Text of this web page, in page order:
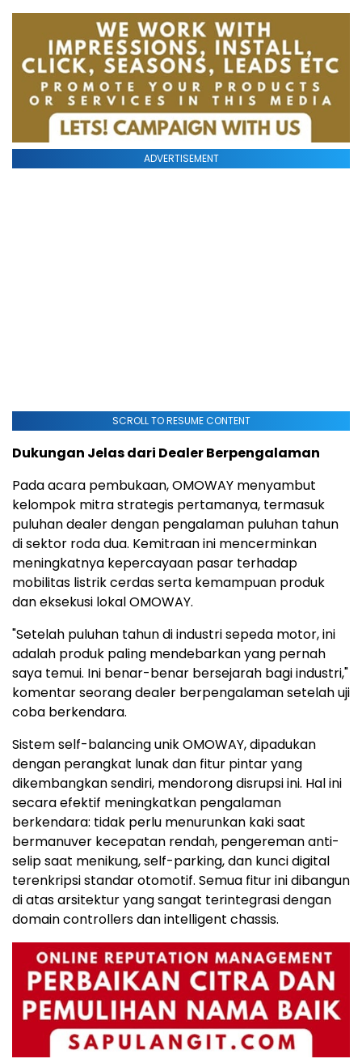
ADVERTISEMENT
SCROLL TO RESUME CONTENT
Dukungan Jelas dari Dealer Berpengalaman
Pada acara pembukaan, OMOWAY menyambut
kelompok mitra strategis pertamanya, termasuk
puluhan dealer dengan pengalaman puluhan tahun
di sektor roda dua. Kemitraan ini mencerminkan
meningkatnya kepercayaan pasar terhadap
mobilitas listrik cerdas serta kemampuan produk
dan eksekusi lokal OMOWAY.
"Setelah puluhan tahun di industri sepeda motor, ini
adalah produk paling mendebarkan yang pernah
saya temui. Ini benar-benar bersejarah bagi industri,"
komentar seorang dealer berpengalaman setelah uji
coba berkendara.
Sistem self-balancing unik OMOWAY, dipadukan
dengan perangkat lunak dan fitur pintar yang
dikembangkan sendiri, mendorong disrupsi ini. Hal ini
secara efektif meningkatkan pengalaman
berkendara: tidak perlu menurunkan kaki saat
bermanuver kecepatan rendah, pengereman anti-
selip saat menikung, self-parking, dan kunci digital
terenkripsi standar otomotif. Semua fitur ini dibangun
di atas arsitektur yang sangat terintegrasi dengan
domain controllers dan intelligent chassis.